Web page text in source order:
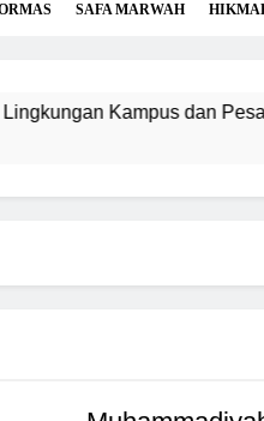
SAFA MARWAH
Kampus dan Pesantren